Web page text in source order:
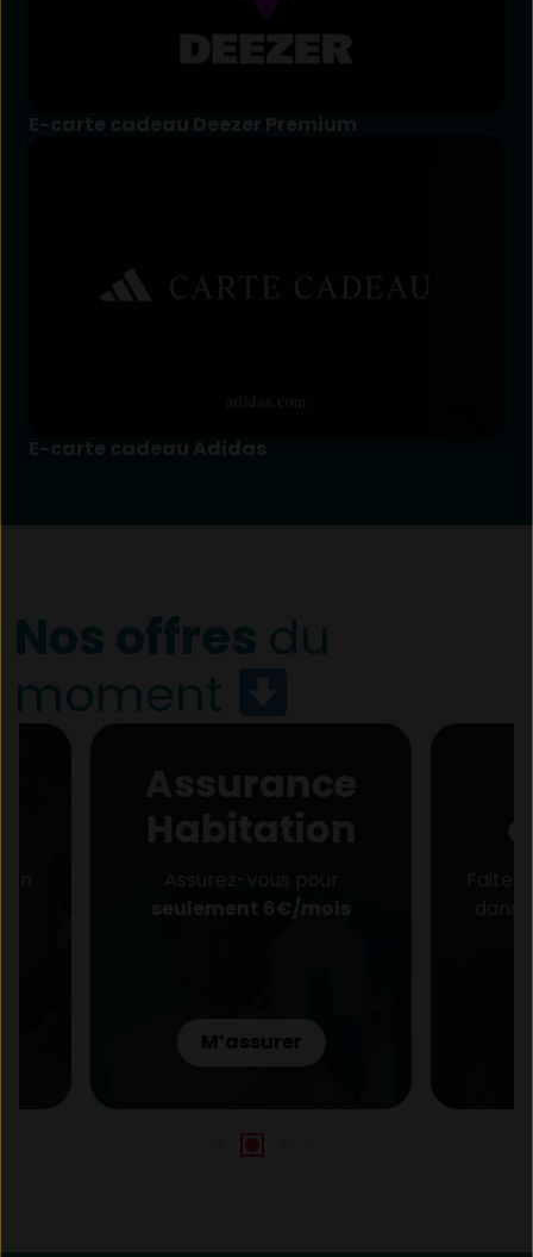
E-carte cadeau Deezer Premium
E-carte cadeau Adidas
Nos offres du
moment
Assurez-vous pour
seulement 6€/mois
M’assurer